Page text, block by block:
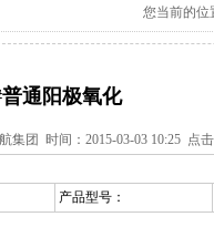
您当前的位
普通阳极氧化
集团 时间：2015-03-03 10:25 点击
产品型号：